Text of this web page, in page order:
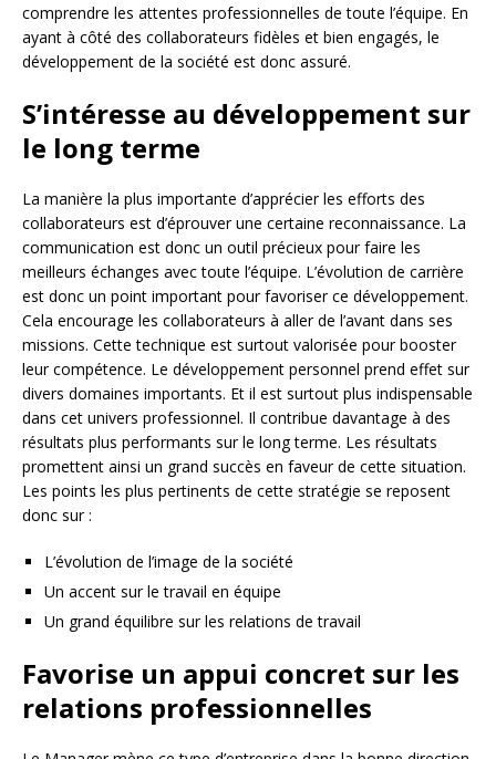
comprendre les attentes professionnelles de toute l’équipe. En
ayant à côté des collaborateurs fidèles et bien engagés, le
développement de la société est donc assuré.
S’intéresse au développement sur
le long terme
La manière la plus importante d’apprécier les efforts des
collaborateurs est d’éprouver une certaine reconnaissance. La
communication est donc un outil précieux pour faire les
meilleurs échanges avec toute l’équipe. L’évolution de carrière
est donc un point important pour favoriser ce développement.
Cela encourage les collaborateurs à aller de l’avant dans ses
missions. Cette technique est surtout valorisée pour booster
leur compétence. Le développement personnel prend effet sur
divers domaines importants. Et il est surtout plus indispensable
dans cet univers professionnel. Il contribue davantage à des
résultats plus performants sur le long terme. Les résultats
promettent ainsi un grand succès en faveur de cette situation.
Les points les plus pertinents de cette stratégie se reposent
donc sur :
L’évolution de l’image de la société
Un accent sur le travail en équipe
Un grand équilibre sur les relations de travail
Favorise un appui concret sur les
relations professionnelles